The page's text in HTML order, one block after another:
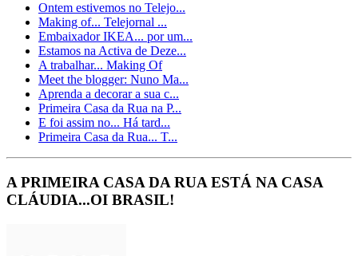
Ontem estivemos no Telejo...
Making of... Telejornal ...
Embaixador IKEA... por um...
Estamos na Activa de Deze...
A trabalhar... Making Of
Meet the blogger: Nuno Ma...
Aprenda a decorar a sua c...
Primeira Casa da Rua na P...
E foi assim no... Há tard...
Primeira Casa da Rua... T...
A PRIMEIRA CASA DA RUA ESTÁ NA CASA
CLÁUDIA...OI BRASIL!